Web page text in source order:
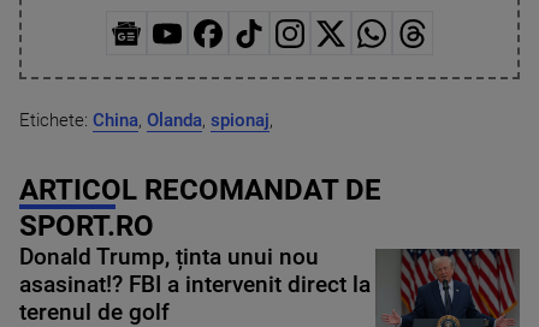
Etichete: China, Olanda, spionaj,
ARTICOL RECOMANDAT DE
SPORT.RO
Donald Trump, ținta unui nou
asasinat!? FBI a intervenit direct la
terenul de golf